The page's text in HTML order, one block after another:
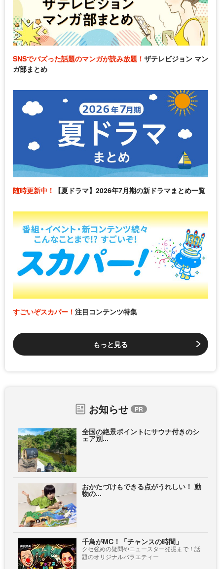
SNSでバズった話題のマンガが読み放題！ ザテレビジョン マン
ガ部まとめ
随時更新中！ 【夏ドラマ】2026年7月期の新ドラマまとめ一覧
すごいぞスカパー！ 注目コンテンツ特集
もっと見る
お知らせ
全国の絶景ポイントにサウナ付きのシ
ェア別...
おかたづけもできる点がうれしい！ 動
物の...
千鳥がMC！「チャンスの時間」
クセ強めの疑問やニュースター発掘まで！話
題のオリジナルバラエティー